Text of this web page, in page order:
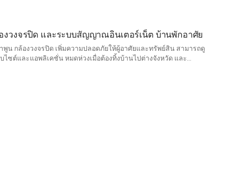
งวงจรปิด และระบบสัญญาณอินเตอร์เน็ต บ้านพักอาศัย
พูน กล้องวงจรปิด เพิ่มความปลอดภัยให้ผู้อาศัยและทรัพย์สิน สามารถดู
วงเมื่อต้องทิ้งบ้านไปต่างจังหวัด และ